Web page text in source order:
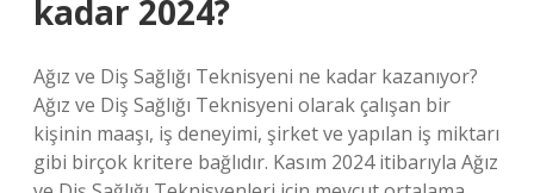
kadar 2024?
Ağız ve Diş Sağlığı Teknisyeni ne kadar kazanıyor?
Ağız ve Diş Sağlığı Teknisyeni olarak çalışan bir
kişinin maaşı, iş deneyimi, şirket ve yapılan iş miktarı
gibi birçok kritere bağlıdır. Kasım 2024 itibarıyla Ağız